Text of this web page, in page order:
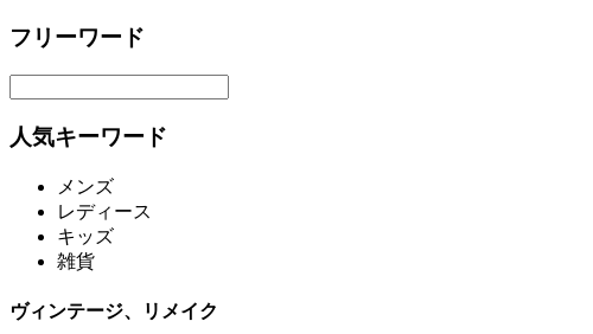
フリーワード
人気キーワード
メンズ
レディース
キッズ
雑貨
ヴィンテージ、リメイク